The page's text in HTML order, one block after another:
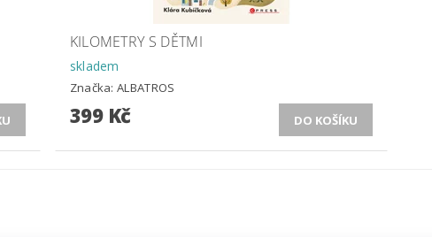
KILOMETRY S DĚTMI
skladem
Značka:ALBATROS
399 Kč